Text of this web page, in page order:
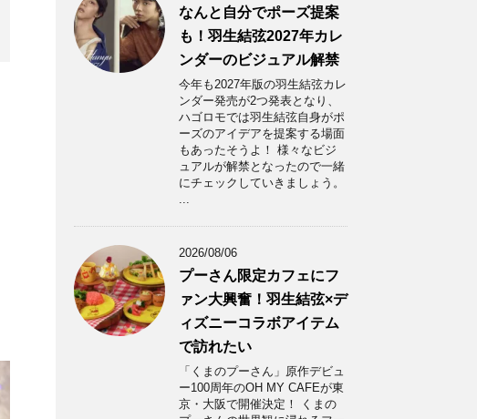
なんと自分でポーズ提案
も！羽生結弦2027年カレ
ンダーのビジュアル解禁
今年も2027年版の羽生結弦カレ
ンダー発売が2つ発表となり、
ハゴロモでは羽生結弦自身がポ
ーズのアイデアを提案する場面
もあったそうよ！ 様々なビジ
ュアルが解禁となったので一緒
にチェックしていきましょう。
...
2026/08/06
プーさん限定カフェにフ
ァン大興奮！羽生結弦×デ
ィズニーコラボアイテム
で訪れたい
「くまのプーさん」原作デビュ
ー100周年のOH MY CAFEが東
京・大阪で開催決定！ くまの